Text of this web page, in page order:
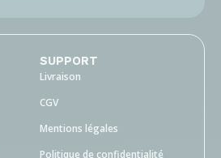
SUPPORT
Livraison
CGV
Mentions légales
Politique de confidentialité